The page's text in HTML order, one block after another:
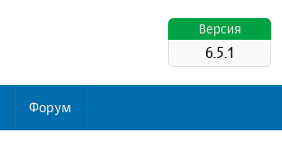
Версия
6.5.1
Форум